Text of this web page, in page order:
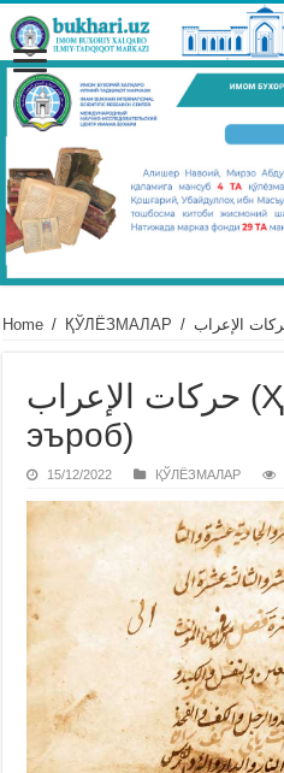
Home / ҚЎЛЁЗМАЛАР /
حركات الإعراب (Ҳаракот ал-
эъроб)
15/12/2022 ҚЎЛЁЗМАЛАР